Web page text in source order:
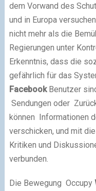
dem Vorwand des
und in Europa
nicht mehr als die
Regierungen unter
Erkenntnis, dass die
gefährlich für das
FacebookBenutzer
Sendungen oder
können Informationen
verschicken, und mit
Kritiken und
verbunden.
Die Bewegung Occupy